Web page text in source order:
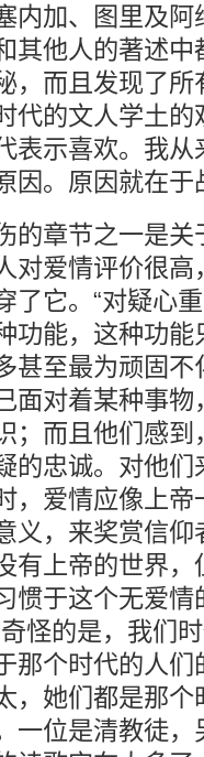
内加、图里及
其他人的著述
，而且发现了所
代的文人学土
表示喜欢。我
因。原因就在
章节之一是关
对爱情评价很
了它。“对疑心
功能，这种功
甚至最为顽固
面对着某种事
；而且他们感
的忠诚。对他
，爱情应像上
义，来奖赏信
上帝的世界，
惯于这个无爱
怪的是，我们
那个时代的人
，她们都是那
一位是清教徒